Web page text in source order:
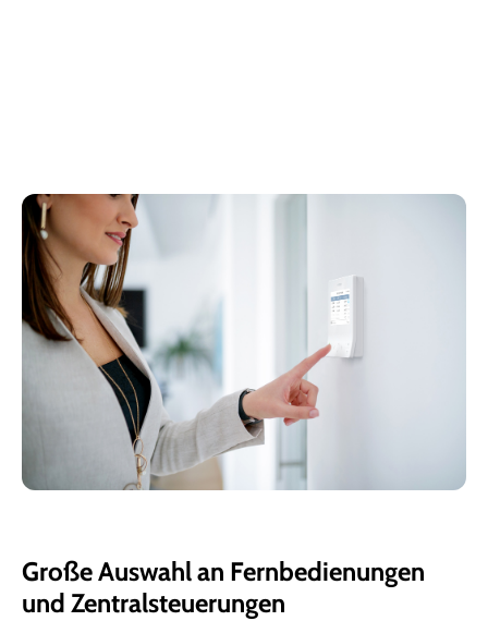
Große Auswahl an Fernbedienungen
und Zentralsteuerungen